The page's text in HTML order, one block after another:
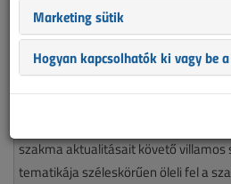
nélkülözhetetlen olvasmánya
szakma aktualitásait követő villamos
tematikája széleskörűen öleli fel a
Marketing sütik
Hogyan kapcsolhatók ki vagy be